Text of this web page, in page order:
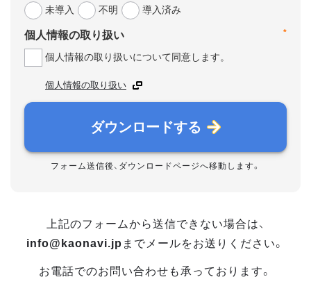
未導入
不明 導入済み
*
個人情報の取り扱い
個人情報の取り扱いについて同意します。
個人情報の取り扱い
ダウンロードする
フォーム送信後、ダウンロードページへ移動します。
上記のフォームから送信できない場合は、
info@kaonavi.jp までメールをお送りください。
お電話でのお問い合わせも承っております。